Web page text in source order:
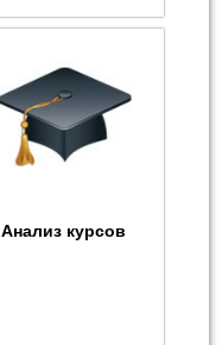
Анализ курсов